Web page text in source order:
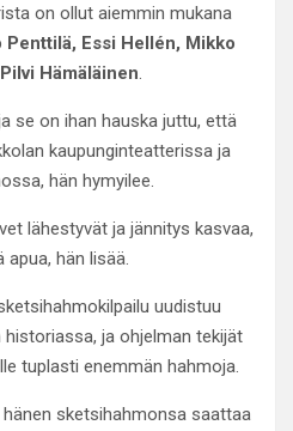
on ollut aiemmin mukana
Penttilä, Essi Hellén, Mikko
Pilvi Hämäläinen
se on ihan hauska juttu, että
kaupunginteatterissa ja
hän hymyilee.
lähestyvät ja jännitys kasvaa,
hän lisää.
uudistuu
ja ohjelman tekijät
tuplasti enemmän hahmoja.
sketsihahmonsa saattaa